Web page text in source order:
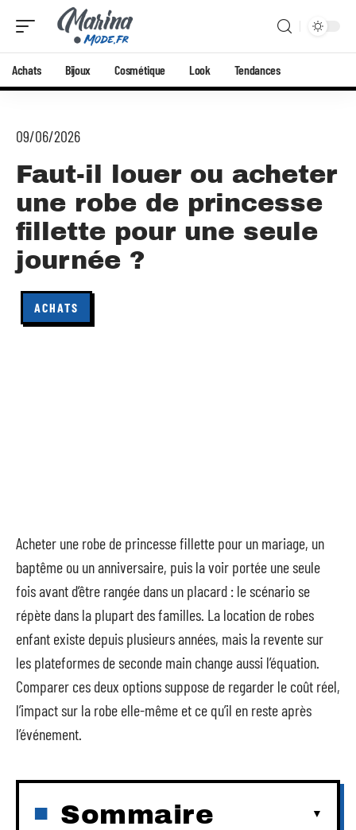
Achats Bijoux Cosmétique Look Tendances
09/06/2026
Faut-il louer ou acheter
une robe de princesse
fillette pour une seule
journée ?
ACHATS
Acheter une robe de princesse fillette pour un mariage, un
baptême ou un anniversaire, puis la voir portée une seule
fois avant d’être rangée dans un placard : le scénario se
répète dans la plupart des familles. La location de robes
enfant existe depuis plusieurs années, mais la revente sur
les plateformes de seconde main change aussi l’équation.
Comparer ces deux options suppose de regarder le coût réel,
l’impact sur la robe elle-même et ce qu’il en reste après
l’événement.
Sommaire